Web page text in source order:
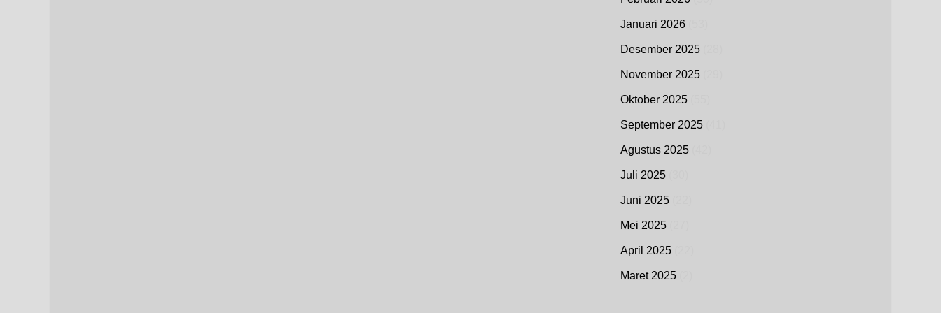
Januari 2026
Desember 2025
November 2025
Oktober 2025
September 2025
Agustus 2025
Juli 2025
Juni 2025
Mei 2025
April 2025
Maret 2025